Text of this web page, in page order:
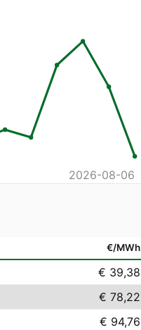
2026-08-06
€/MWh
€ 39,38
€ 78,22
€ 94,76